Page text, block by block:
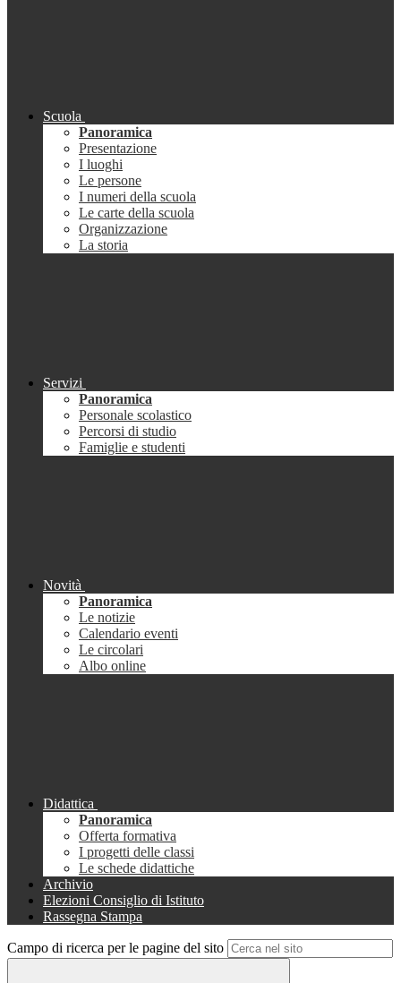
Scuola
Panoramica
Presentazione
I luoghi
Le persone
I numeri della scuola
Le carte della scuola
Organizzazione
La storia
Servizi
Panoramica
Personale scolastico
Percorsi di studio
Famiglie e studenti
Novità
Panoramica
Le notizie
Calendario eventi
Le circolari
Albo online
Didattica
Panoramica
Offerta formativa
I progetti delle classi
Le schede didattiche
Archivio
Elezioni Consiglio di Istituto
Rassegna Stampa
Campo di ricerca per le pagine del sito